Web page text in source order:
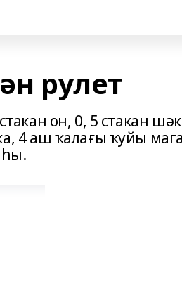
рулет
он, 0, 5 стакан
4 аш ҡалағы ҡуйы